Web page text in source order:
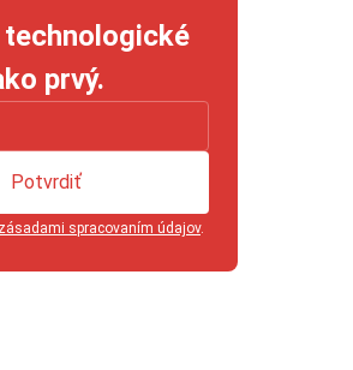
prvý.
zásadami spracovaním údajov.
Potvrdiť